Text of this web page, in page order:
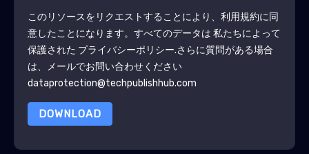
このリソースをリクエストすることにより、利用規約に同
意したことになります。すべてのデータは 私たちによって
保護された プライバシーポリシー.さらに質問がある場合
は、メールでお問い合わせください
dataprotection@techpublishhub.com
DOWNLOAD